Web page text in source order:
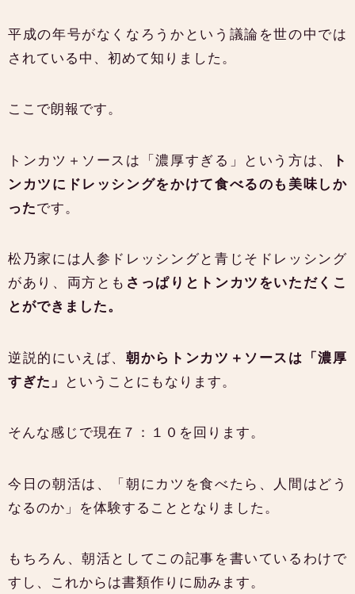
平成の年号がなくなろうかという議論を世の中では
されている中、初めて知りました。
ここで朗報です。
トンカツ＋ソースは「濃厚すぎる」という方は、
ト
ンカツにドレッシングをかけて食べるのも美味しか
ったです。
松乃家には人参ドレッシングと青じそドレッシング
があり、両方とも さっぱりとトンカツをいただくこ
とができました。
逆説的にいえば、朝からトンカツ＋ソースは「濃厚
すぎた」
ということにもなります。
そんな感じで現在７：１０を回ります。
今日の朝活は、「朝にカツを食べたら、人間はどう
なるのか」を体験することとなりました。
もちろん、朝活としてこの記事を書いているわけで
すし、これからは書類作りに励みます。